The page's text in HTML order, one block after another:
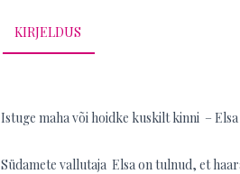
KIRJELDUS
Istuge maha või hoidke kuskilt kinni –
Südamete vallutaja Elsa on tulnud, et